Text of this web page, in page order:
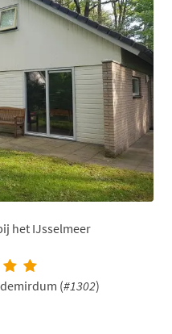
het IJsselmeer
(#1302)